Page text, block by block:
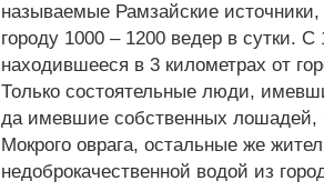
называемые Рамзайские источники,
городу 1000 – 1200 ведер в сутки.
находившееся в 3 километрах от
Только состоятельные люди,
да имевшие собственных лошадей,
Мокрого оврага, остальные же
недоброкачественной водой из